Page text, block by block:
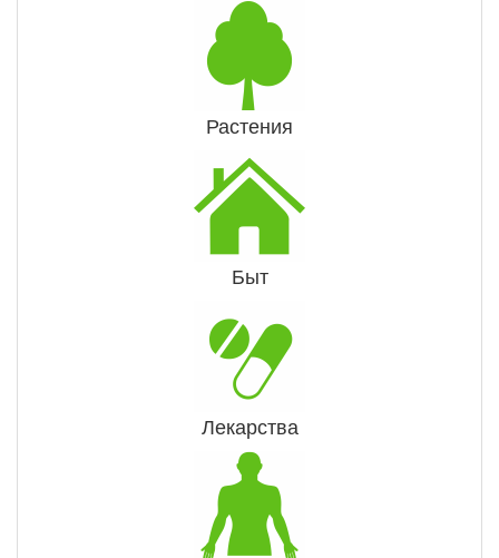
Растения
Быт
Лекарства